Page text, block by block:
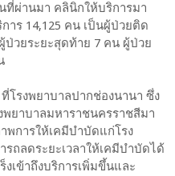
ที่ผ่านมา คลินิกให้บริการมา
าร 14,125 คน เป็นผู้ป่วยติด
ป่วยระยะสุดท้าย 7 คน ผู้ป่วย
โรงพยาบาลปากช่องนานา ซึ่ง
พยาบาลมหาราชนครราชสีมา
การให้เคมีบำบัดแก่โรง
ถลดระยะเวลาให้เคมีบำบัดได้
เข้าถึงบริการเพิ่มขึ้นและ